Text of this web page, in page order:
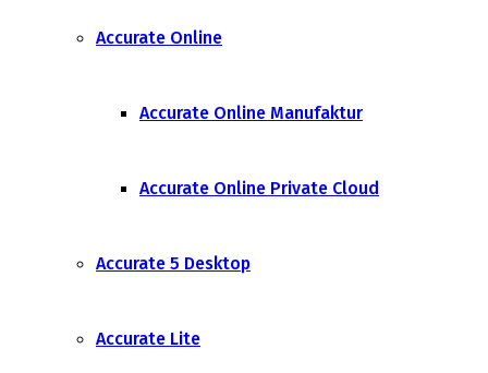
Accurate Online
Accurate Online Manufaktur
Accurate Online Private Cloud
Accurate 5 Desktop
Accurate Lite